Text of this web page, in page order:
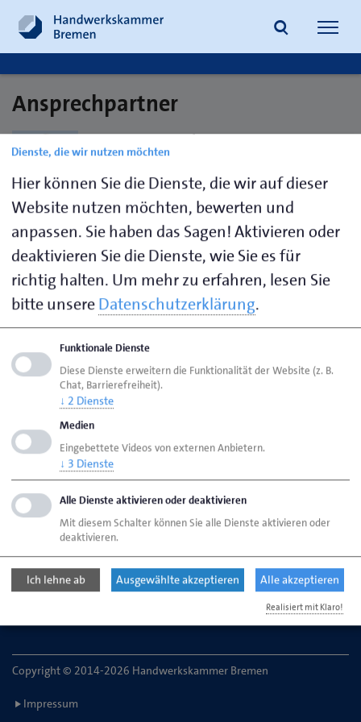
Suche
Ansprechpartner
Marcus Hauck
Seite empfehlen
Seite drucken
HWK Bremen
Vollversammlung
Handwerkskammer Bremen
Ansgaritorstr. 24
28195 Bremen
Telefon: 0421 30500-0
E-Mail:service@hwk-bremen.de
Copyright © 2014-2026 Handwerkskammer Bremen
Impressum
Dienste, die wir nutzen möchten
Hier können Sie die Dienste, die wir auf dieser
Website nutzen möchten, bewerten und
anpassen. Sie haben das Sagen! Aktivieren oder
deaktivieren Sie die Dienste, wie Sie es für
richtig halten. Um mehr zu erfahren, lesen Sie
bitte unsereDatenschutzerklärung.
Funktionale Dienste
Diese Dienste erweitern die Funktionalität der Website (z. B.
Chat, Barrierefreiheit).
↓ 2 Dienste
Medien
Eingebettete Videos von externen Anbietern.
↓ 3 Dienste
Alle Dienste aktivieren oder deaktivieren
Mit diesem Schalter können Sie alle Dienste aktivieren oder
deaktivieren.
Ich lehne ab Ausgewählte akzeptieren Alle akzeptieren
Realisiert mit Klaro!